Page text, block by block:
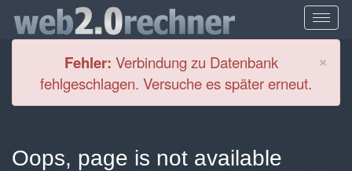
×
Fehler: Verbindung zu Datenbank
fehlgeschlagen. Versuche es später erneut.
Oops, page is not available